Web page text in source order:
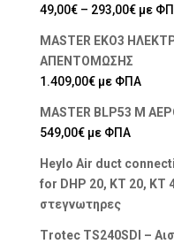
49,00€ – 293,00€Price
49,00€
293,00€
με
MASTER EKO3
ΑΠΕΝΤΟΜΩΣΗΣ
1.409,00€ με ΦΠΑ
MASTER BLP53 M
549,00€ με ΦΠΑ
Heylo Air duct
for DHP 20, KT 20, KT
στεγνωτηρες
Trotec TS240SDI –